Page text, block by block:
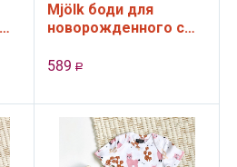
Mjölk боди для
новорожденного с
Глазки (62 см)
589 Р